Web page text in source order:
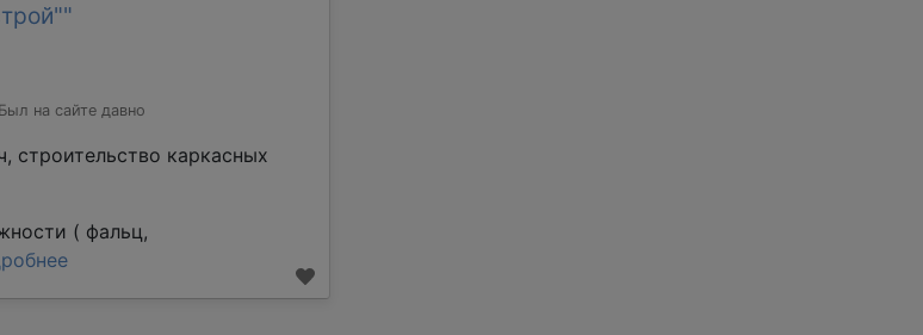
Был на сайте давно
строительство каркасных
( фальц,